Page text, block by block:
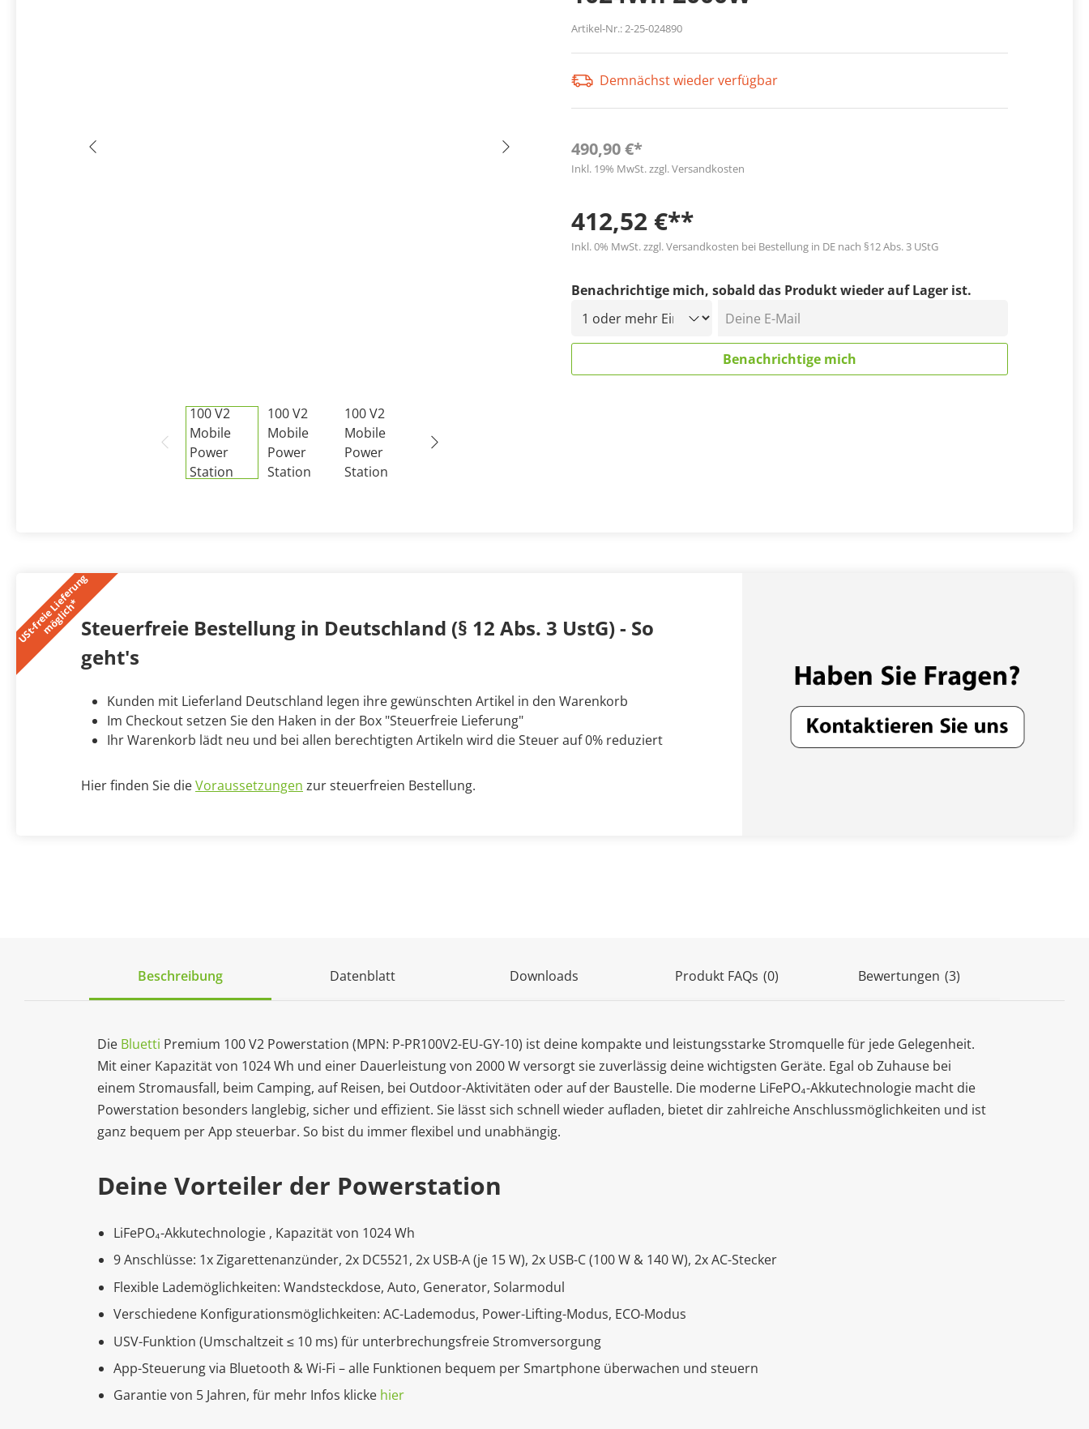
Artikel-Nr.:2-25-024890
Demnächst wieder verfügbar
490,90 €*
Inkl. 19% MwSt. zzgl. Versandkosten
412,52 €**
Inkl. 0% MwSt. zzgl. Versandkosten bei Bestellung in DE nach §12 Abs. 3 UStG
Benachrichtige mich, sobald das Produkt wieder auf Lager ist.
Deine E-Mail
Benachrichtige mich
U
S
t
-
f
r
e
i
e
L
i
e
f
e
r
u
n
g
m
ö
g
l
i
c
h
*Steuerfreie Bestellung in Deutschland (§ 12 Abs. 3 UstG) - So
geht's
Kunden mit Lieferland Deutschland legen ihre gewünschten Artikel in den Warenkorb
Im Checkout setzen Sie den Haken in der Box "Steuerfreie Lieferung"
Ihr Warenkorb lädt neu und bei allen berechtigten Artikeln wird die Steuer auf 0% reduziert
Hier finden Sie dieVoraussetzungen zur steuerfreien Bestellung.
Beschreibung Datenblatt Downloads Produkt FAQs (0) Bewertungen (3)
Die Bluetti Premium 100 V2 Powerstation (MPN: P-PR100V2-EU-GY-10) ist deine kompakte und leistungsstarke Stromquelle für jede Gelegenheit.
Mit einer Kapazität von 1024 Wh und einer Dauerleistung von 2000 W versorgt sie zuverlässig deine wichtigsten Geräte. Egal ob Zuhause bei
einem Stromausfall, beim Camping, auf Reisen, bei Outdoor-Aktivitäten oder auf der Baustelle. Die moderne LiFePO₄-Akkutechnologie macht die
Powerstation besonders langlebig, sicher und effizient. Sie lässt sich schnell wieder aufladen, bietet dir zahlreiche Anschlussmöglichkeiten und ist
ganz bequem per App steuerbar. So bist du immer flexibel und unabhängig.
Deine Vorteiler der Powerstation
LiFePO₄-Akkutechnologie , Kapazität von 1024 Wh
9 Anschlüsse: 1x Zigarettenanzünder, 2x DC5521, 2x USB-A (je 15 W), 2x USB-C (100 W & 140 W), 2x AC-Stecker
Flexible Lademöglichkeiten: Wandsteckdose, Auto, Generator, Solarmodul
Verschiedene Konfigurationsmöglichkeiten: AC-Lademodus, Power-Lifting-Modus, ECO-Modus
USV-Funktion (Umschaltzeit ≤ 10 ms) für unterbrechungsfreie Stromversorgung
App-Steuerung via Bluetooth & Wi-Fi – alle Funktionen bequem per Smartphone überwachen und steuern
Garantie von 5 Jahren, für mehr Infos klicke hier